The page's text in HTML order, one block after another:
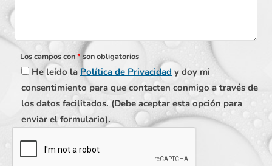
Los campos con*son obligatorios
He leído la Política de Privacidad y doy mi
consentimiento para que contacten conmigo a través de
los datos facilitados. (Debe aceptar esta opción para
enviar el formulario).